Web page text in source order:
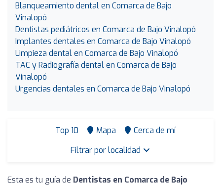
Blanqueamiento dental en Comarca de Bajo
Vinalopó
Dentistas pediátricos en Comarca de Bajo Vinalopó
Implantes dentales en Comarca de Bajo Vinalopó
Limpieza dental en Comarca de Bajo Vinalopó
TAC y Radiografía dental en Comarca de Bajo
Vinalopó
Urgencias dentales en Comarca de Bajo Vinalopó
Top 10 Mapa
Cerca de mí
Filtrar por localidad
Esta es tu guía de Dentistas en Comarca de Bajo